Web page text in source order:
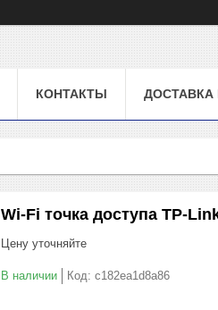
КОНТАКТЫ ДОСТАВКА
Wi-Fi точка доступа TP-
Цену уточняйте
В наличии Код: c182ea1d8a86